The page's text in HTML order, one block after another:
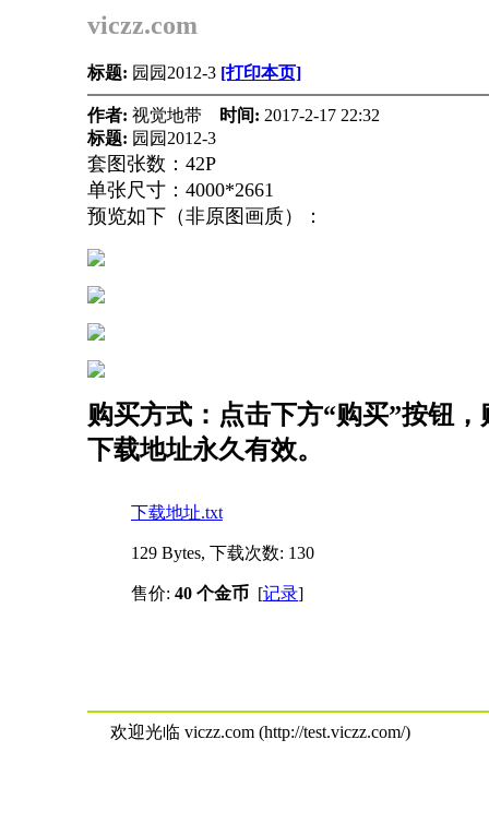
viczz.com
标题: 园园2012-3 [打印本页]
作者: 视觉地带 时间: 2017-2-17 22:32
标题: 园园2012-3
套图张数：42P
单张尺寸：4000*2661
预览如下（非原图画质）：
购买方式：点击下方“购买”按钮
下载地址永久有效。
下载地址.txt
129 Bytes, 下载次数: 130
售价: 40 个金币 [记录]
欢迎光临 viczz.com (http://test.viczz.com/)